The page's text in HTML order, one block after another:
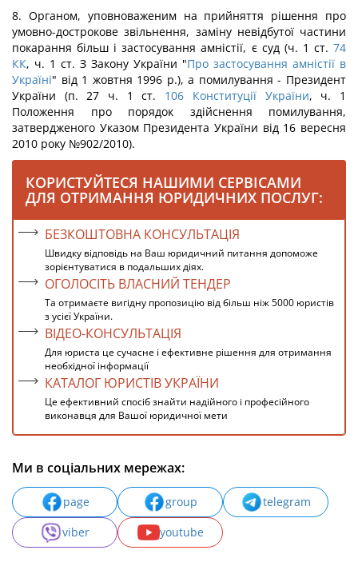
8. Органом, уповноваженим на прийняття рішення про
умовно-дострокове звільнення, заміну невідбутої частини
покарання більш і застосування амністії, є суд (ч. 1 ст. 74
КК, ч. 1 ст. З Закону України "Про застосування амністії в
Україні" від 1 жовтня 1996 p.), а помилування - Президент
України (п. 27 ч. 1 ст. 106 Конституції України, ч. 1
Положення про порядок здійснення помилування,
затвердженого Указом Президента України від 16 вересня
2010 року №902/2010).
КОРИСТУЙТЕСЯ НАШИМИ СЕРВІСАМИ
ДЛЯ ОТРИМАННЯ ЮРИДИЧНИХ ПОСЛУГ:
БЕЗКОШТОВНА КОНСУЛЬТАЦІЯ
Швидку відповідь на Ваш юридичний питання допоможе
зорієнтуватися в подальших діях.
ОГОЛОСІТЬ ВЛАСНИЙ ТЕНДЕР
Та отримаєте вигідну пропозицію від більш ніж 5000 юристів
з усієї України.
ВІДЕО-КОНСУЛЬТАЦІЯ
Для юриста це сучасне і ефективне рішення для отримання
необхідної інформації
КАТАЛОГ ЮРИСТІВ УКРАЇНИ
Це ефективний спосіб знайти надійного і професійного
виконавця для Вашої юридичної мети
Ми в соціальних мережах:
page group
telegram
viber
youtube